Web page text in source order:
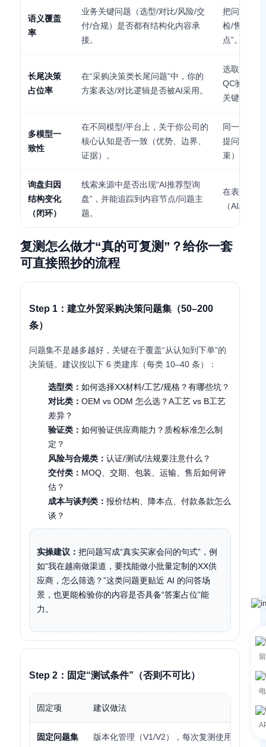
语义覆盖
率
业务关键问题（选型/对比/风险/交
付/合规）是否都有结构化内容承
接。
把问题集
检/售后”）
点”。
长尾决策
占位率
在“采购决策类长尾问题”中，你的
方案表达/对比逻辑是否被AI采用。
选取高意向
QC验收标
关键要点。
多模型一
致性
在不同模型/平台上，关于你公司的
核心认知是否一致（优势、边界、
证据）。
同一问题
提问；记
束）。
询盘归因
结构变化
（闭环）
线索来源中是否出现“AI推荐型询
盘”，并能追踪到内容节点/问题主
题。
在表单/邮
（AI/搜索
复测怎么做才“真的可复测”？给你一套
可直接照抄的流程
Step 1：建立外贸采购决策问题集（50–200
条）
问题集不是越多越好，关键在于覆盖“从认知到下单”的
决策链。建议按以下 6 类建库（每类 10–40 条）：
选型类： 如何选择XX材料/工艺/规格？有哪些坑？
对比类： OEM vs ODM 怎么选？A工艺 vs B工艺
差异？
验证类： 如何验证供应商能力？质检标准怎么制
定？
风险与合规类： 认证/测试/法规要注意什么？
交付类： MOQ、交期、包装、运输、售后如何评
估？
成本与谈判类： 报价结构、降本点、付款条款怎么
谈？
实操建议： 把问题写成“真实买家会问的句式”，例
如“我在越南做渠道，要找能做小批量定制的XX供
应商，怎么筛选？”这类问题更贴近 AI 的问答场
景，也更能检验你的内容是否具备“答案占位”能
力。
Step 2：固定“测试条件”（否则不可比）
固定项 建议做法
固定问题集 版本化管理（V1/V2），每次复测使用同一版本